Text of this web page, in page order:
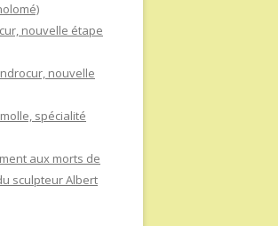
nouvelle étape
nouvelle
spécialité
aux morts de
sculpteur Albert